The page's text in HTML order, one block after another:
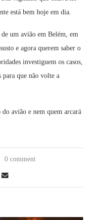
está bem hoje em dia.
de um avião em Belém, em
e agora querem saber o
investiguem os casos,
para que não volte a
avião e nem quem arcará
0 comment